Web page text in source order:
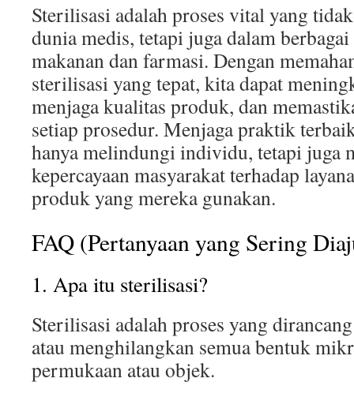
Sterilisasi adalah proses vital yang
dunia medis, tetapi juga dalam
makanan dan farmasi. Dengan
sterilisasi yang tepat, kita dapat
menjaga kualitas produk, dan
setiap prosedur. Menjaga praktik
hanya melindungi individu, tetapi juga
kepercayaan masyarakat terhadap
produk yang mereka gunakan.
FAQ (Pertanyaan yang Sering
1. Apa itu sterilisasi?
Sterilisasi adalah proses yang
atau menghilangkan semua bentuk
permukaan atau objek.